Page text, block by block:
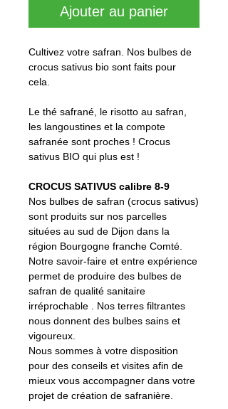
Ajouter au panier
Cultivez votre safran. Nos bulbes de
crocus sativus bio sont faits pour
cela.
Le thé safrané, le risotto au safran,
les langoustines et la compote
safranée sont proches ! Crocus
sativus BIO qui plus est !
CROCUS SATIVUS calibre 8-9
Nos bulbes de safran (crocus sativus)
sont produits sur nos parcelles
situées au sud de Dijon dans la
région Bourgogne franche Comté.
Notre savoir-faire et entre expérience
permet de produire des bulbes de
safran de qualité sanitaire
irréprochable . Nos terres filtrantes
nous donnent des bulbes sains et
vigoureux.
Nous sommes à votre disposition
pour des conseils et visites afin de
mieux vous accompagner dans votre
projet de création de safranière.